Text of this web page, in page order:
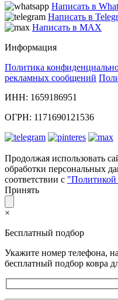
Написать в
Написать в
Написать в MAX
Информация
Политика
рекламных сообщений
ИНН: 1659186951
ОГРН: 1171690121536
Продолжая использовать
обработки персональных
соответствии с "Политикой
Принять
×
Бесплатный подбор
Укажите номер телефона,
бесплатный подбор ковра